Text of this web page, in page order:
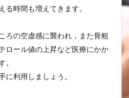
る時間も増えてきます。
ろの空虚感に襲われ，また骨粗
ロール値の上昇など医療にかか
。
に利用しましょう。